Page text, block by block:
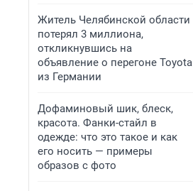
Житель Челябинской области
потерял 3 миллиона,
откликнувшись на
объявление о перегоне Toyota
из Германии
Дофаминовый шик, блеск,
красота. Фанки-стайл в
одежде: что это такое и как
его носить — примеры
образов с фото